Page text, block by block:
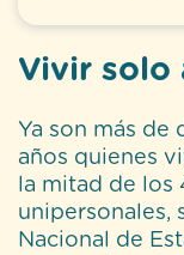
Vivir solo
Ya son más de
años quienes
la mitad de los
unipersonales,
Nacional de